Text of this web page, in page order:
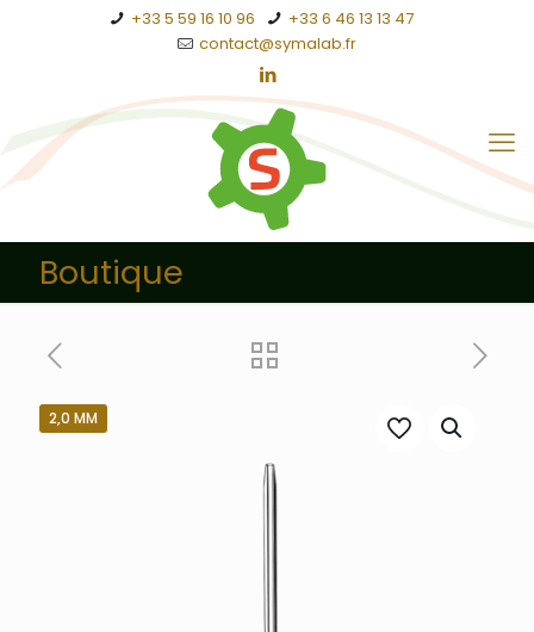
+33 5 59 16 10 96
+33 6 46 13 13 47
contact@symalab.fr
Boutique
2,0 MM